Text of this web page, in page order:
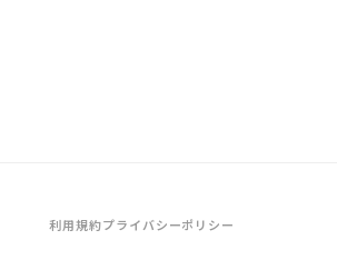
利用規約プライバシーポリシー